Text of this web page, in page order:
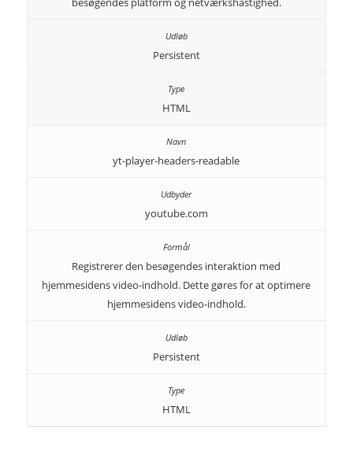
Persistent
HTML
yt-player-headers-readable
youtube.com
Registrerer den besøgendes interaktion med
hjemmesidens video-indhold. Dette gøres for at optimere
hjemmesidens video-indhold.
Persistent
HTML